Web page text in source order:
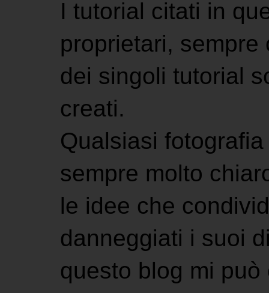
I tutorial citati in
proprietari,
dei singoli tutorial
creati.
Qualsiasi
sempre molto
le idee che
danneggiati i suoi
questo blog mi